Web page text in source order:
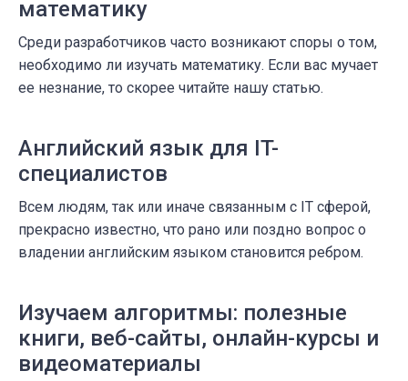
математику
Среди разработчиков часто возникают споры о том,
необходимо ли изучать математику. Если вас мучает
ее незнание, то скорее читайте нашу статью.
Английский язык для IT-
специалистов
Всем людям, так или иначе связанным с IT сферой,
прекрасно известно, что рано или поздно вопрос о
владении английским языком становится ребром.
Изучаем алгоритмы: полезные
книги, веб-сайты, онлайн-курсы и
видеоматериалы